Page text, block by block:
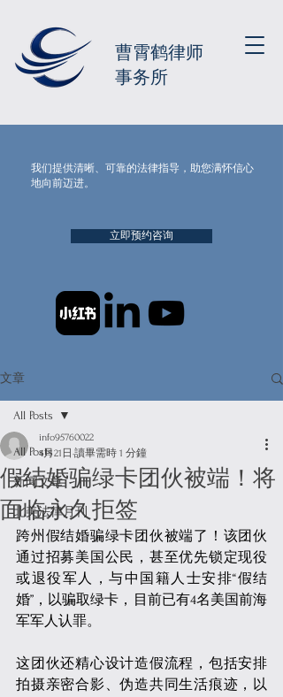
我们提供清晰、可靠的法律指导，助您满怀信心
地向前迈进。
立即预约咨询
曹霄鹤律师
事务所
文章
All Posts
新闻文章
北美法律月刊
All Posts
假结婚骗绿卡团伙被端！将
面临永久拒签
info95760022
4月21日 讀畢需時 1 分鐘
跨州假结婚骗绿卡团伙被端了！该团伙
通过招募美国公民，甚至优先锁定现役
或退役军人，与中国籍人士安排“假结
婚”，以骗取绿卡，目前已有4名美国前海
军军人认罪。
这团伙还精心设计造假流程，包括安排
拍摄亲密合影、伪造共同生活痕迹，以